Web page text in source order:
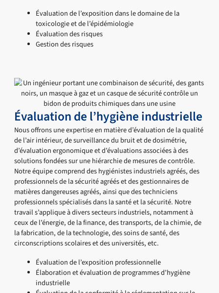
Évaluation de l’exposition dans le domaine de la
toxicologie et de l’épidémiologie
Évaluation des risques
Gestion des risques
Évaluation de l’hygiène industrielle
Nous offrons une expertise en matière d’évaluation de la qualité
de l’air intérieur, de surveillance du bruit et de dosimétrie,
d’évaluation ergonomique et d’évaluations associées à des
solutions fondées sur une hiérarchie de mesures de contrôle.
Notre équipe comprend des hygiénistes industriels agréés, des
professionnels de la sécurité agréés et des gestionnaires de
matières dangereuses agréés, ainsi que des techniciens
professionnels spécialisés dans la santé et la sécurité. Notre
travail s’applique à divers secteurs industriels, notamment à
ceux de l’énergie, de la finance, des transports, de la chimie, de
la fabrication, de la technologie, des soins de santé, des
circonscriptions scolaires et des universités, etc.
Évaluation de l’exposition professionnelle
Élaboration et évaluation de programmes d’hygiène
industrielle